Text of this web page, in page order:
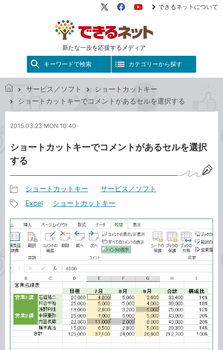
新たな一歩を応援するメディア
X（旧
FacebookYouTube
できるネットについて
キーワードで検索 カテゴリーから探す
ネ
ト
サービス／ソフト
ショートカットキー
ショートカットキーでコメントがあるセルを選択する
2015.03.23 MON 10:40
ショートカットキーでコメントがあるセルを選択
する
事
カ
テ
ゴ
ショートカットキー サービス／ソフト
事
タ
グ
Excel ショートカットキー